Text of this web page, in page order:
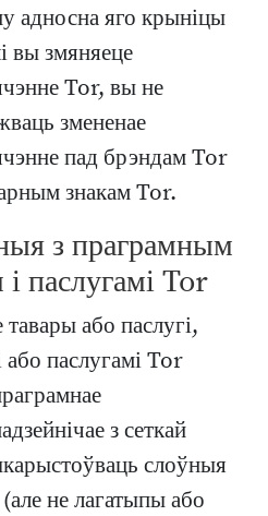
адносна яго крыніцы
вы змяняеце
Tor, вы не
змененае
пад брэндам Tor
знакам Tor.
з праграмным
паслугамі Tor
або паслугі,
або паслугамі Tor
з сеткай
слоўныя
не лагатыпы або